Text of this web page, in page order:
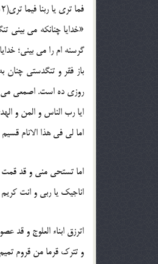
فما تری یا ربنا فیما تری(12)
«خدایا چنانکه می بینی
گرسنه ام را می بینی؛
باز فقر و تنگدستی چنان
روزی ده است. اصمعی می
ایا رب الناس و المن و
اما لی فی هذا الانام قسیم
اما تستحی منی و قد قمت
اناجیک یا ربی و انت کریم
اترزق ابناء العلوج و قد
و تترک قرما من قروم